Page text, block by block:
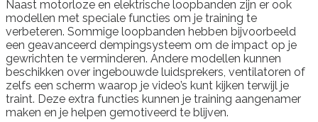
Naast motorloze en elektrische loopbanden zijn er ook
modellen met speciale functies om je training te
verbeteren. Sommige loopbanden hebben bijvoorbeeld
een geavanceerd dempingsysteem om de impact op je
gewrichten te verminderen. Andere modellen kunnen
beschikken over ingebouwde luidsprekers, ventilatoren of
zelfs een scherm waarop je video’s kunt kijken terwijl je
traint. Deze extra functies kunnen je training aangenamer
maken en je helpen gemotiveerd te blijven.